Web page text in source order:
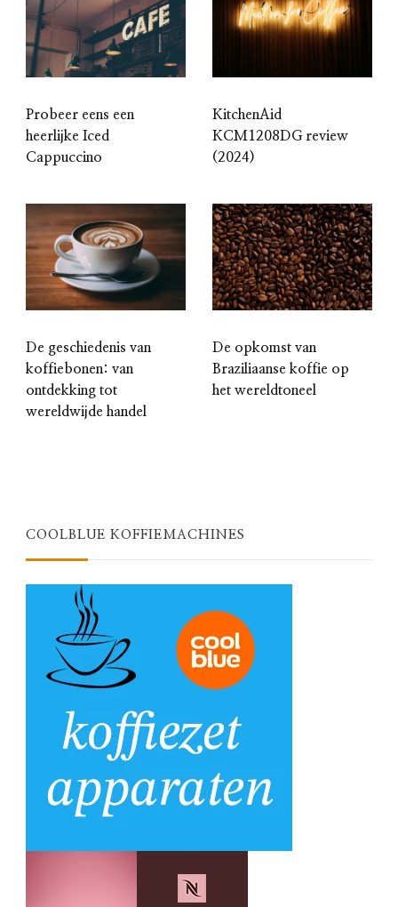
Probeer eens een
heerlijke Iced
Cappuccino
KitchenAid
KCM1208DG review
(2024)
De geschiedenis van
koffiebonen: van
ontdekking tot
wereldwijde handel
De opkomst van
Braziliaanse koffie op
het wereldtoneel
COOLBLUE KOFFIEMACHINES